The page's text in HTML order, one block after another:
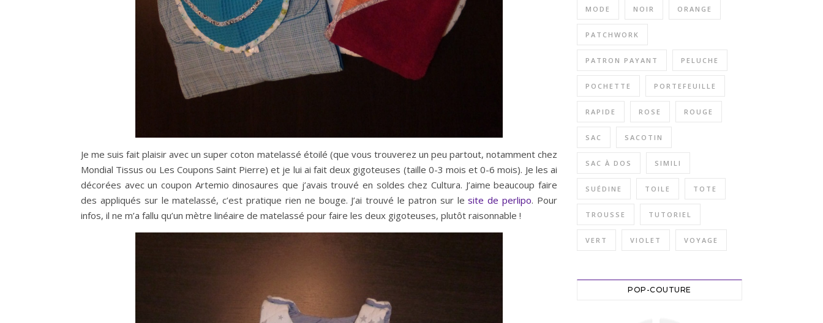
Je me suis fait plaisir avec un super coton matelassé étoilé (que vous trouverez un peu partout, notamment chez
Mondial Tissus ou Les Coupons Saint Pierre) et je lui ai fait deux gigoteuses (taille 0-3 mois et 0-6 mois). Je les ai
décorées avec un coupon Artemio dinosaures que j’avais trouvé en soldes chez Cultura. J’aime beaucoup faire
des appliqués sur le matelassé, c’est pratique rien ne bouge. J’ai trouvé le patron sur lesite de perlipo. Pour
infos, il ne m’a fallu qu’un mètre linéaire de matelassé pour faire les deux gigoteuses, plutôt raisonnable !
MODE NOIR ORANGE
PATCHWORK
PATRON PAYANT PELUCHE
POCHETTE PORTEFEUILLE
RAPIDE ROSE ROUGE
SAC SACOTIN
SAC À DOS SIMILI
SUÉDINE TOILE TOTE
TROUSSE TUTORIEL
VERT VIOLET VOYAGE
POP-COUTURE